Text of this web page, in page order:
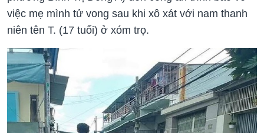
việc mẹ mình tử vong sau khi xô xát với nam thanh
niên tên T. (17 tuổi) ở xóm trọ.